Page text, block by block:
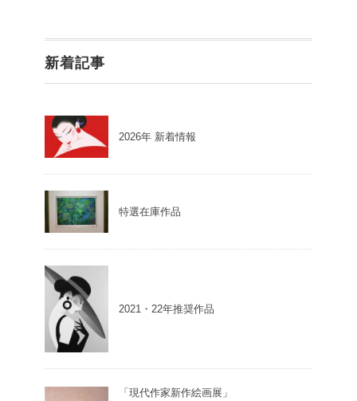
新着記事
2026年 新着情報
特選在庫作品
2021・22年推奨作品
「現代作家新作絵画展」